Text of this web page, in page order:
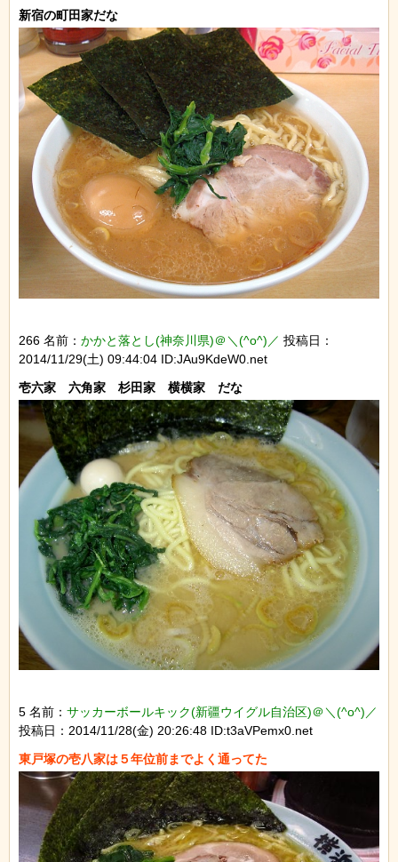
266 名前： かかと落とし(神奈川県)＠＼(^o^)／ 投稿日：
2014/11/29(土) 09:44:04 ID:JAu9KdeW0.net
5 名前： サッカーボールキック(新疆ウイグル自治区)＠＼(^o^)／
投稿日：2014/11/28(金) 20:26:48 ID:t3aVPemx0.net